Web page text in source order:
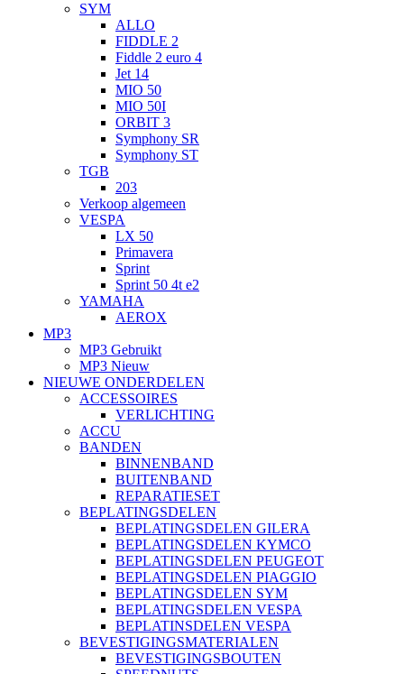
SYM
ALLO
FIDDLE 2
Fiddle 2 euro 4
Jet 14
MIO 50
MIO 50I
ORBIT 3
Symphony SR
Symphony ST
TGB
203
Verkoop algemeen
VESPA
LX 50
Primavera
Sprint
Sprint 50 4t e2
YAMAHA
AEROX
MP3
MP3 Gebruikt
MP3 Nieuw
NIEUWE ONDERDELEN
ACCESSOIRES
VERLICHTING
ACCU
BANDEN
BINNENBAND
BUITENBAND
REPARATIESET
BEPLATINGSDELEN
BEPLATINGSDELEN GILERA
BEPLATINGSDELEN KYMCO
BEPLATINGSDELEN PEUGEOT
BEPLATINGSDELEN PIAGGIO
BEPLATINGSDELEN SYM
BEPLATINGSDELEN VESPA
BEPLATINSDELEN VESPA
BEVESTIGINGSMATERIALEN
BEVESTIGINGSBOUTEN